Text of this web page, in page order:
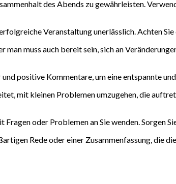
des Abends zu gewährleisten.
Veranstaltung unerlässlich. Achten
man muss auch bereit sein, sich an
positive Kommentare, um eine entspannte
mit kleinen Problemen umzugehen, die
oder Problemen an Sie wenden. Sorgen
Rede oder einer Zusammenfassung, die